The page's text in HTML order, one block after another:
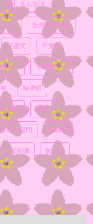
ネム決済
五三 仮想通貨決済
卒園式 卒業式
付け 子供着付け
時津町
真面目 着付け
素朴な疑問 結婚式
豆知識 飾り帯